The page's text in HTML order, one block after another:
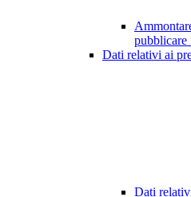
pubblicare
Dati relativi ai
Dati